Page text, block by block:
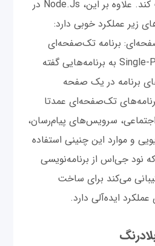
بهتر از پی‌اچ‌پی مدیریت کند. علاوه بر این، Node.Js در
زیر عملکرد خوبی دارد:
برنامه تک‌صفحه‌ای
(SPA) سرنام Single-Page App به برنامه‌هایی گفته
برنامه در یک صفحه
تک‌صفحه‌ای عمدتا
سرویس‌های پیام‌رسان،
و موارد این چنینی استفاده
نود جی‌اس از برنامه‌نویسی
می‌کند برای ساخت
ایده‌آلی دارد.